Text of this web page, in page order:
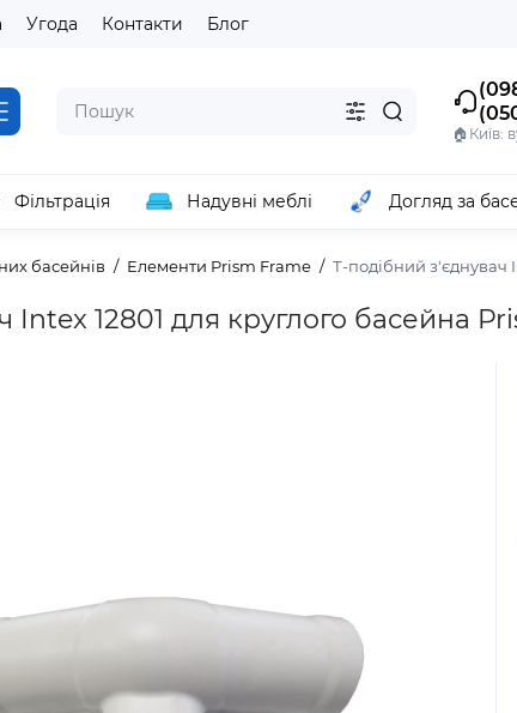
Угода Контакти Блог
🏠Київ:
Фільтрація Надувні меблі Догляд за
басейнів Елементи Prism Frame Т-подібний з'єднувач
Intex 12801 для круглого басейна